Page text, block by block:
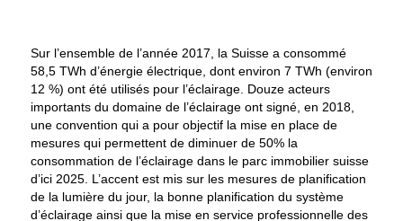
Sur l’ensemble de l’année 2017, la Suisse a consommé
58,5 TWh d’énergie électrique, dont environ 7 TWh (environ
12 %) ont été utilisés pour l’éclairage. Douze acteurs
importants du domaine de l’éclairage ont signé, en 2018,
une convention qui a pour objectif la mise en place de
mesures qui permettent de diminuer de 50% la
consommation de l’éclairage dans le parc immobilier suisse
d’ici 2025. L’accent est mis sur les mesures de planification
de la lumière du jour, la bonne planification du système
d’éclairage ainsi que la mise en service professionnelle des